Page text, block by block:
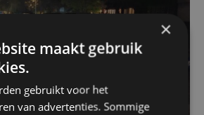
×
maakt gebruik
gebruikt voor het
van advertenties. Sommige